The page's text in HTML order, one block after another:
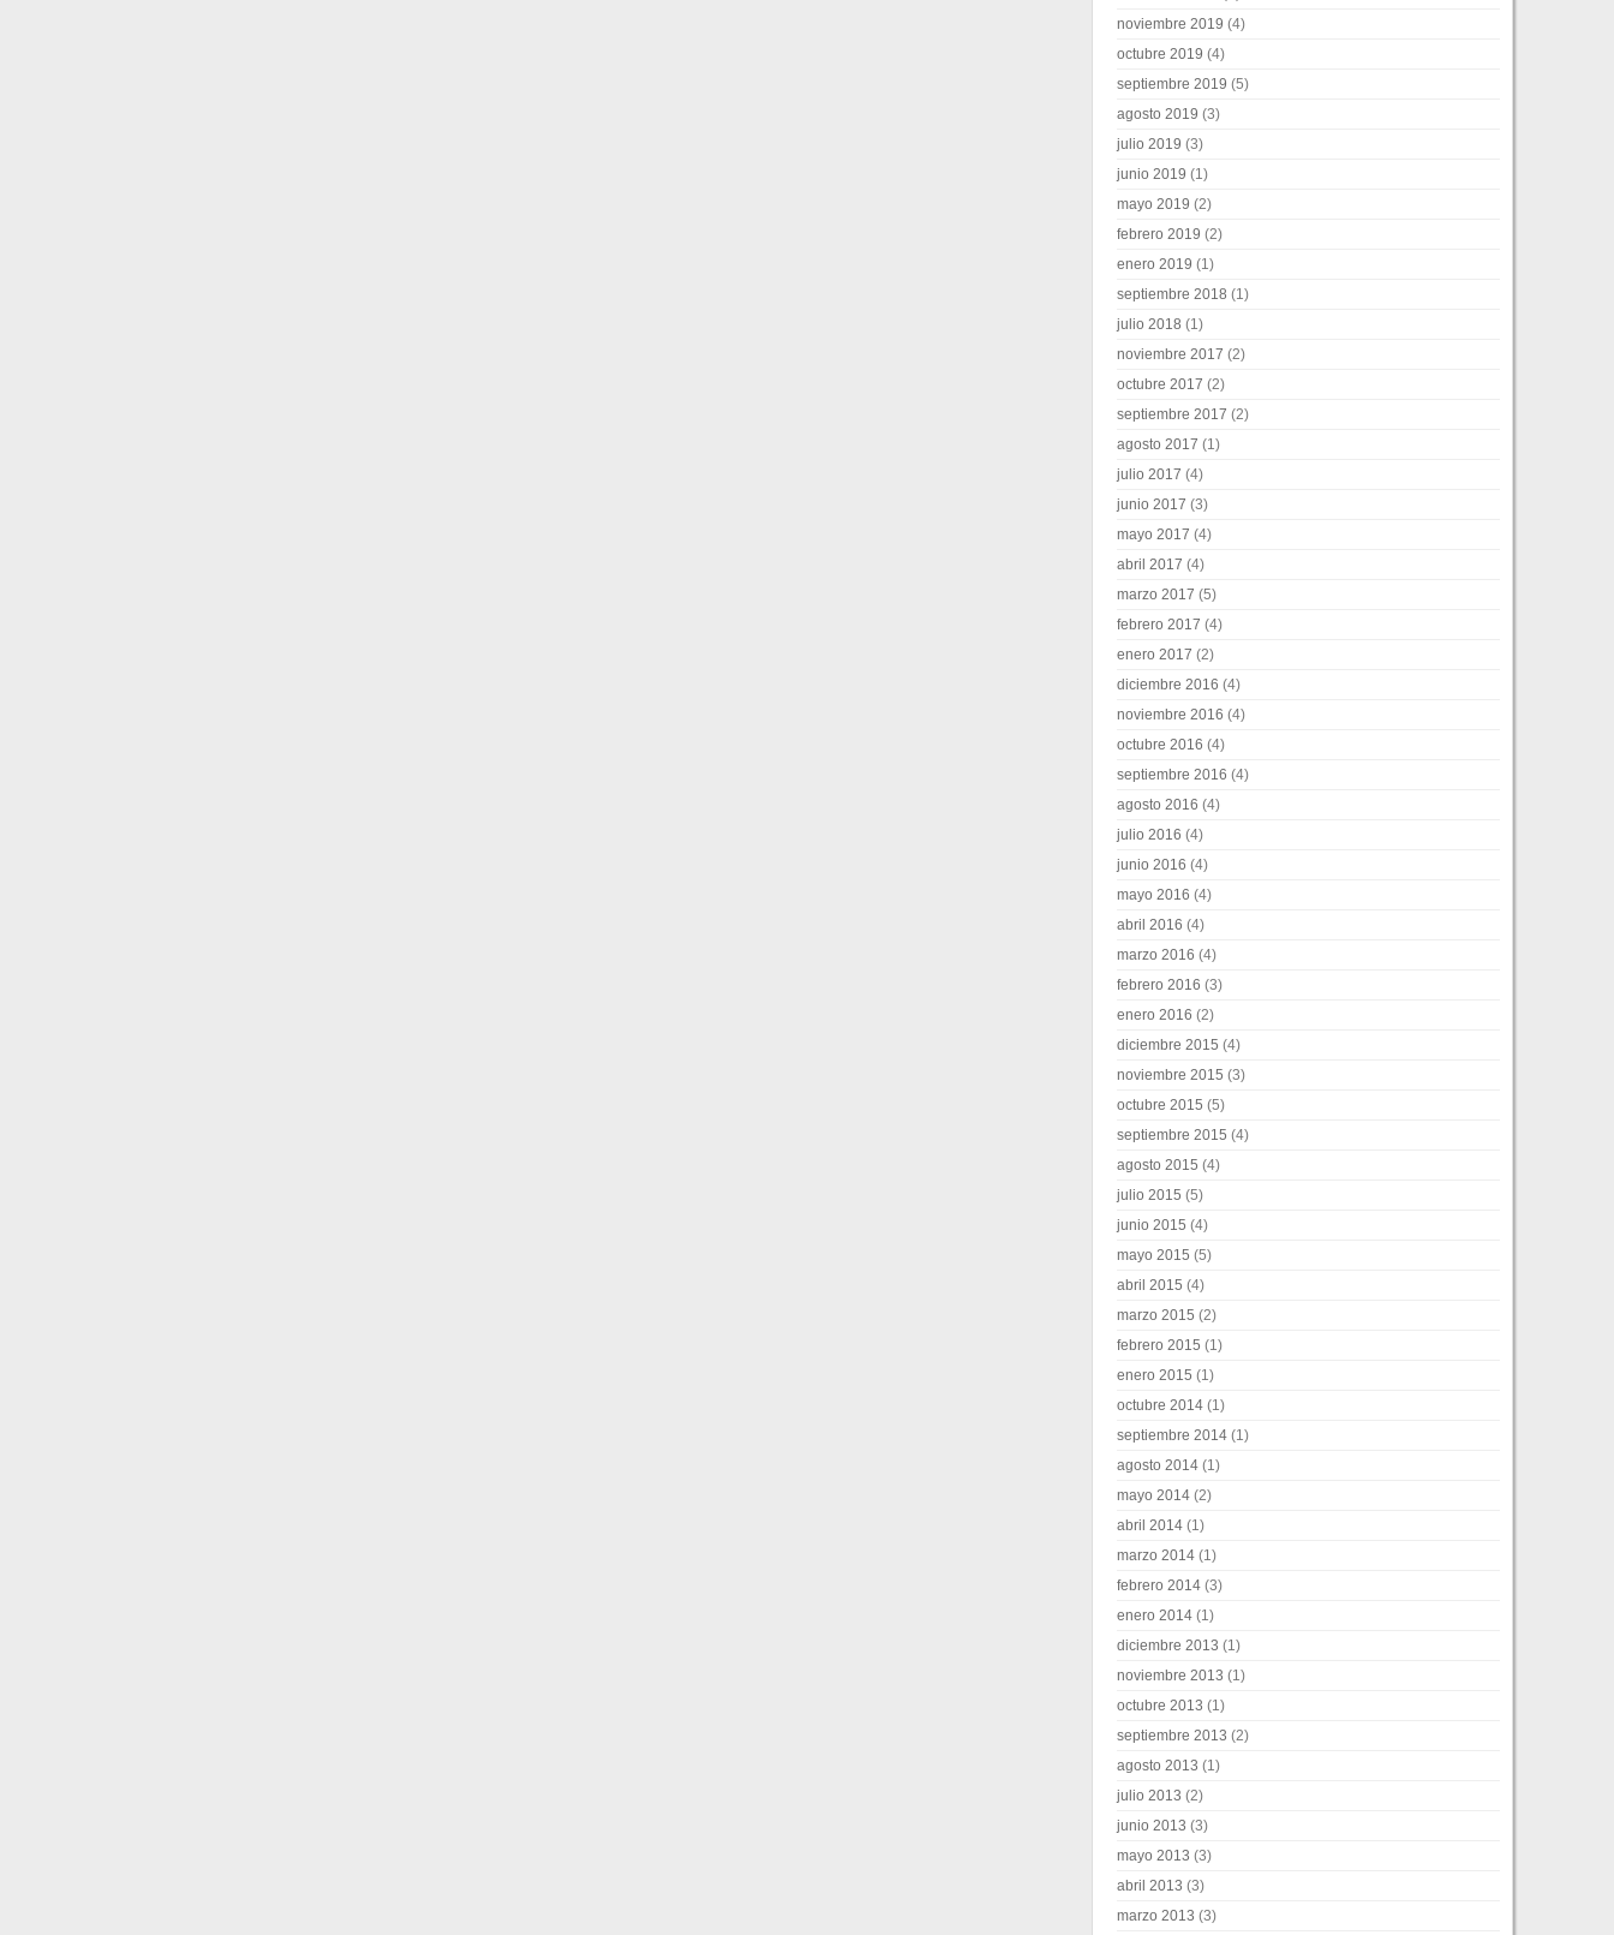
noviembre 2019 (4)
octubre 2019 (4)
septiembre 2019 (5)
agosto 2019 (3)
julio 2019 (3)
junio 2019 (1)
mayo 2019 (2)
febrero 2019 (2)
enero 2019 (1)
septiembre 2018 (1)
julio 2018 (1)
noviembre 2017 (2)
octubre 2017 (2)
septiembre 2017 (2)
agosto 2017 (1)
julio 2017 (4)
junio 2017 (3)
mayo 2017 (4)
abril 2017 (4)
marzo 2017 (5)
febrero 2017 (4)
enero 2017 (2)
diciembre 2016 (4)
noviembre 2016 (4)
octubre 2016 (4)
septiembre 2016 (4)
agosto 2016 (4)
julio 2016 (4)
junio 2016 (4)
mayo 2016 (4)
abril 2016 (4)
marzo 2016 (4)
febrero 2016 (3)
enero 2016 (2)
diciembre 2015 (4)
noviembre 2015 (3)
octubre 2015 (5)
septiembre 2015 (4)
agosto 2015 (4)
julio 2015 (5)
junio 2015 (4)
mayo 2015 (5)
abril 2015 (4)
marzo 2015 (2)
febrero 2015 (1)
enero 2015 (1)
octubre 2014 (1)
septiembre 2014 (1)
agosto 2014 (1)
mayo 2014 (2)
abril 2014 (1)
marzo 2014 (1)
febrero 2014 (3)
enero 2014 (1)
diciembre 2013 (1)
noviembre 2013 (1)
octubre 2013 (1)
septiembre 2013 (2)
agosto 2013 (1)
julio 2013 (2)
junio 2013 (3)
mayo 2013 (3)
abril 2013 (3)
marzo 2013 (3)